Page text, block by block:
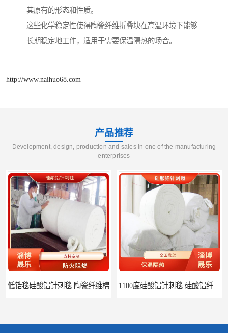
其原有的形态和性质。
这些化学稳定性使得陶瓷纤维折叠块在高温环境下能够
长期稳定地工作，适用于需要保温隔热的场合。
http://www.naihuo68.com
产品推荐
Development, design, production and sales in one of the manufacturing
enterprises
低锆毯硅酸铝针刺毯 陶瓷纤维棉